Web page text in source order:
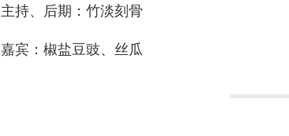
主持、后期：竹淡刻骨
嘉宾：椒盐豆豉、丝瓜